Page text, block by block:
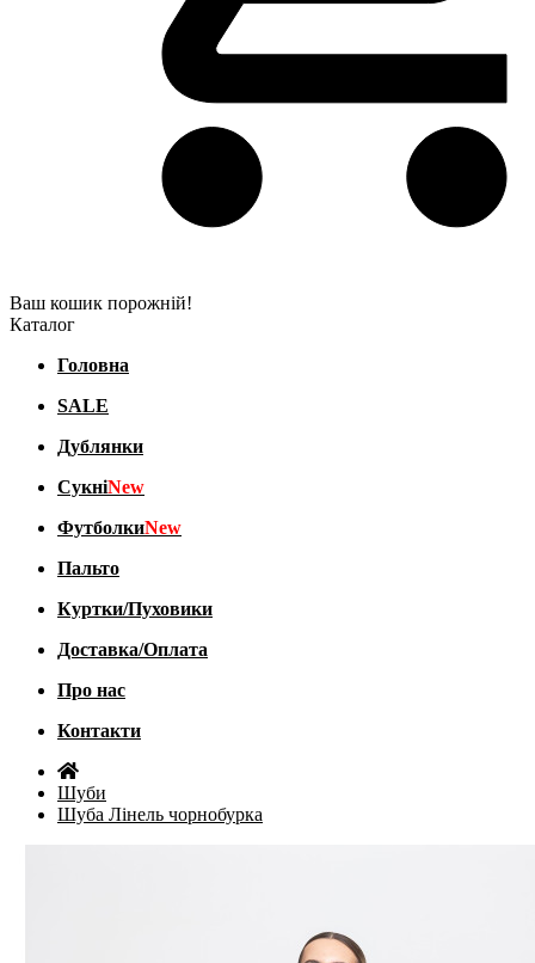
Ваш кошик порожній!
Каталог
Головна
SALE
Дублянки
СукніNew
ФутболкиNew
Пальто
Куртки/Пуховики
Доставка/Оплата
Про нас
Контакти
Шуби
Шуба Лінель чорнобурка